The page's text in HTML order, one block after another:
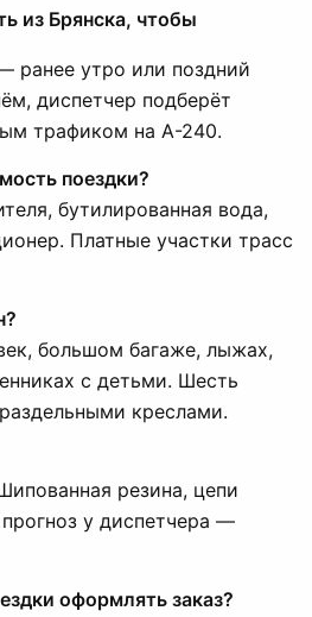
из Брянска, чтобы
ранее утро или поздний
диспетчер подберёт
трафиком на А-240.
поездки?
бутилированная вода,
Платные участки трасс
большом багаже, лыжах,
с детьми. Шесть
креслами.
резина, цепи
у диспетчера —
оформлять заказ?